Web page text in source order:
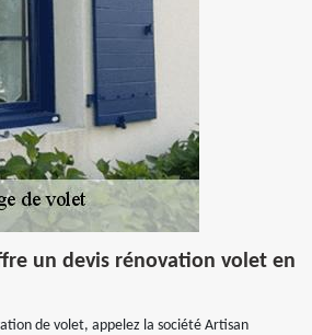
un devis rénovation volet en
de volet, appelez la société Artisan